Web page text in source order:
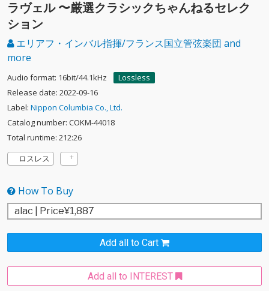
ラヴェル 〜厳選クラシックちゃんねるセレク
ション
エリアフ・インバル指揮/フランス国立管弦楽団 and
more
Audio format: 16bit/44.1kHz
Lossless
Release date: 2022-09-16
Label: Nippon Columbia Co., Ltd.
Catalog number: COKM-44018
Total runtime: 212:26
ロスレス
How To Buy
Add all to Cart
Add all to INTEREST